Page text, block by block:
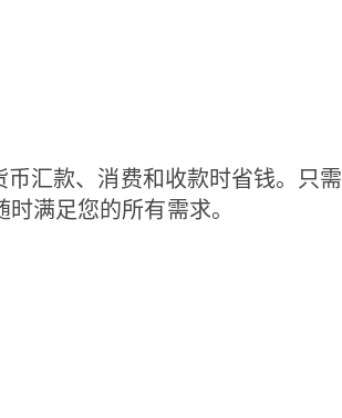
汇款、消费和收款时省钱。只需
满足您的所有需求。